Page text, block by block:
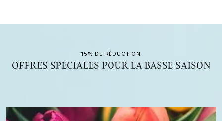
15% DE RÉDUCTION
OFFRES SPÉCIALES POUR LA BASSE SAISON